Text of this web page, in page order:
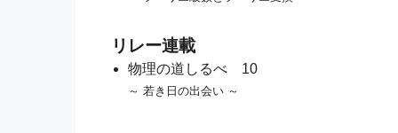
リレー連載
物理の道しるべ 10
～ 若き日の出会い ～